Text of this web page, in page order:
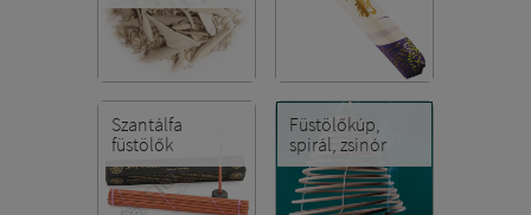
Szantálfa
füstölők
Füstölőkúp,
spirál, zsinór